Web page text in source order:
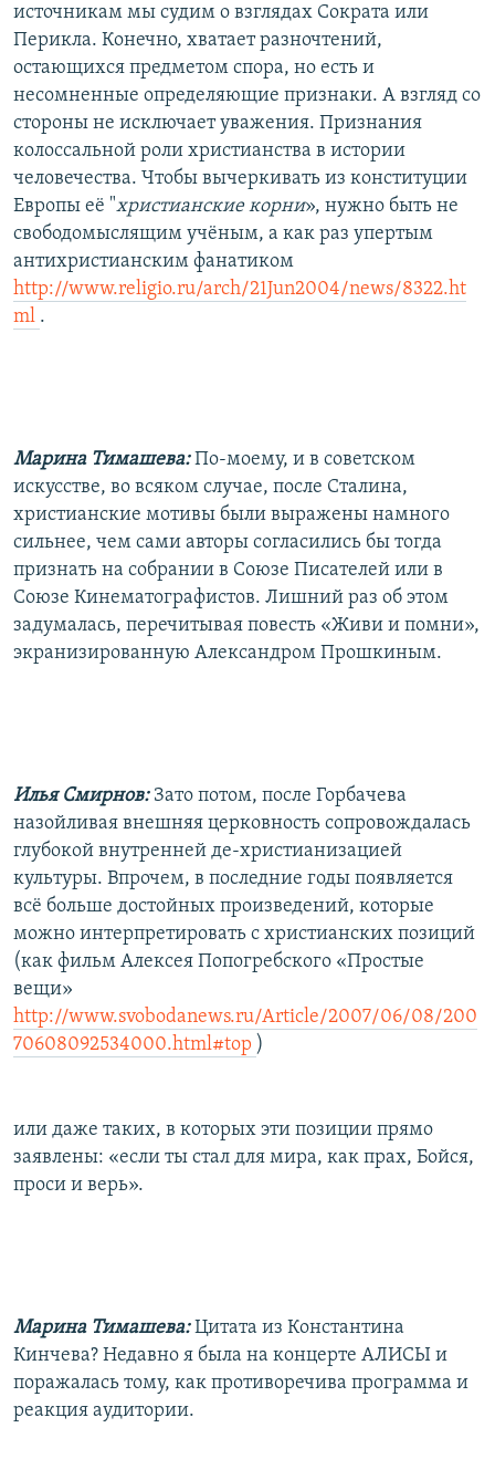
источникам мы судим о взглядах Сократа или
Перикла. Конечно, хватает разночтений,
остающихся предметом спора, но есть и
несомненные определяющие признаки. А взгляд со
стороны не исключает уважения. Признания
колоссальной роли христианства в истории
человечества. Чтобы вычеркивать из конституции
Европы её "христианские корни», нужно быть не
свободомыслящим учёным, а как раз упертым
антихристианским фанатиком
http://www.religio.ru/arch/21Jun2004/news/8322.ht
ml .
Марина Тимашева:По-моему, и в советском
искусстве, во всяком случае, после Сталина,
христианские мотивы были выражены намного
сильнее, чем сами авторы согласились бы тогда
признать на собрании в Союзе Писателей или в
Союзе Кинематографистов. Лишний раз об этом
задумалась, перечитывая повесть «Живи и помни»,
экранизированную Александром Прошкиным.
Илья Смирнов: Зато потом, после Горбачева
назойливая внешняя церковность сопровождалась
глубокой внутренней де-христианизацией
культуры. Впрочем, в последние годы появляется
всё больше достойных произведений, которые
можно интерпретировать с христианских позиций
(как фильм Алексея Попогребского «Простые
вещи»
http://www.svobodanews.ru/Article/2007/06/08/200
70608092534000.html#top )
или даже таких, в которых эти позиции прямо
заявлены: «если ты стал для мира, как прах, Бойся,
проси и верь».
Марина Тимашева:Цитата из Константина
Кинчева? Недавно я была на концерте АЛИСЫ и
поражалась тому, как противоречива программа и
реакция аудитории.